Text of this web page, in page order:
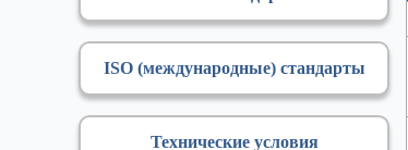
ISO (международные) стандарты
Технические условия